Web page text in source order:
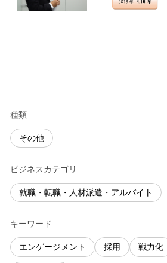
種類
その他
ビジネスカテゴリ
就職・転職・人材派遣・アルバイト
キーワード
エンゲージメント 採用 戦力化